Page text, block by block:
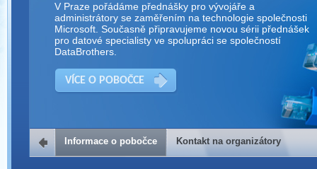
V Praze pořádáme přednášky pro vývojáře a
administrátory se zaměřením na technologie společnosti
Microsoft. Současně připravujeme novou sérii přednášek
pro datové specialisty ve spolupráci se společností
DataBrothers.
VÍCE O POBOČCE
Kontakt na organizátory
Informace o pobočce Kontakt na organizátory